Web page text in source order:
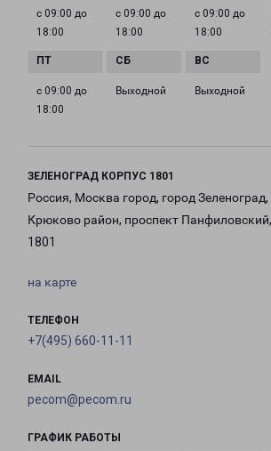
с 09:00 до
18:00
с 09:00 до
18:00
с 09:00 до
18:00
с 09:00 до
18:00
Выходной Выходной
ЗЕЛЕНОГРАД КОРПУС 1801
Россия, Москва город, город
Крюково район, проспект
1801
на карте
ТЕЛЕФОН
+7(495) 660-11-11
EMAIL
pecom@pecom.ru
ГРАФИК РАБОТЫ